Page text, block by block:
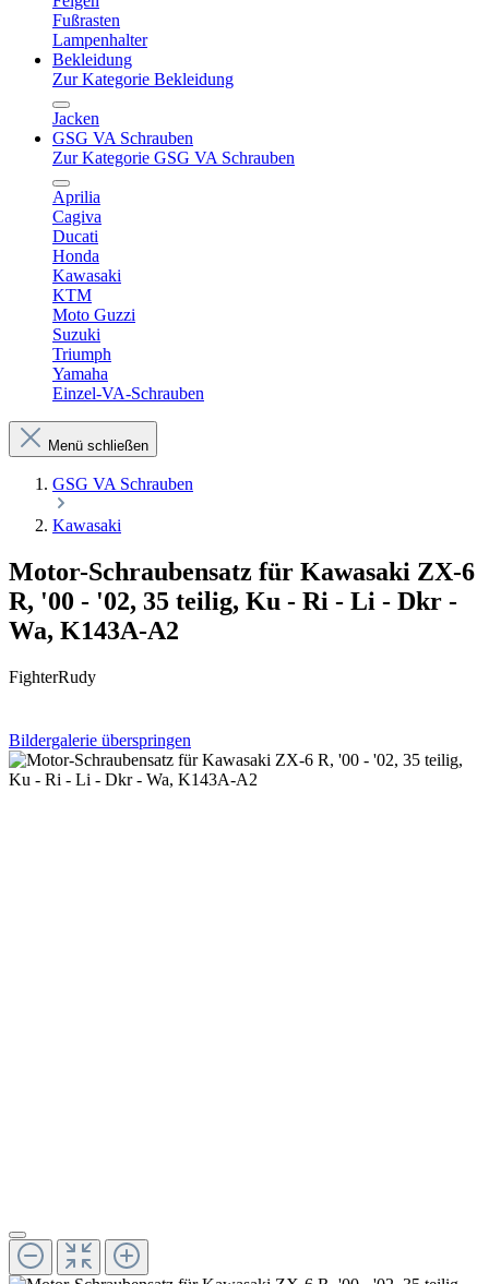
Fußrasten
Lampenhalter
Bekleidung
Zur Kategorie Bekleidung
Jacken
GSG VA Schrauben
Zur Kategorie GSG VA Schrauben
Aprilia
Cagiva
Ducati
Honda
Kawasaki
KTM
Moto Guzzi
Suzuki
Triumph
Yamaha
Einzel-VA-Schrauben
Menü schließen
GSG VA Schrauben
Kawasaki
Motor-Schraubensatz für Kawasaki ZX-6
R, '00 - '02, 35 teilig, Ku - Ri - Li - Dkr -
Wa, K143A-A2
FighterRudy
Bildergalerie überspringen